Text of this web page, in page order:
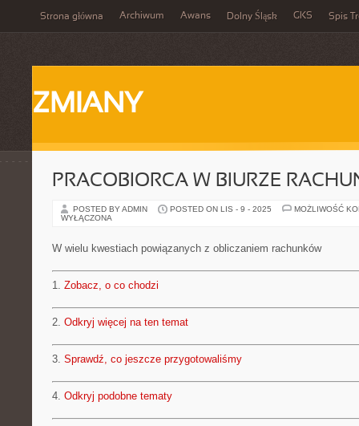
Strona główna Archiwum Awans Dolny Śląsk GKS Spis
ZMIANY
PRACOBIORCA W BIURZE
POSTED BY ADMIN POSTED ON LIS - 9 - 2025
MOŻLIWOŚĆ
WYŁĄCZONA
W wielu kwestiach powiązanych z obliczaniem rachunków
1. Zobacz, o co chodzi
2. Odkryj więcej na ten temat
3. Sprawdź, co jeszcze przygotowaliśmy
4. Odkryj podobne tematy